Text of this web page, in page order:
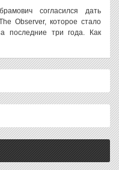
согласился дать
Observer, которое стало
последние три года. Как